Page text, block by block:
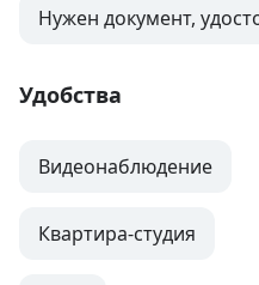
Нужен документ,
Удобства
Видеонаблюдение
Квартира-студия